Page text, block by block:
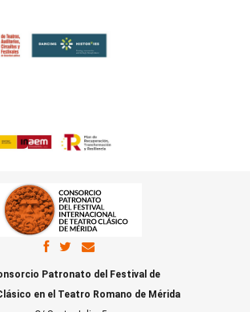
Patronato del Festival de
en el Teatro Romano de Mérida